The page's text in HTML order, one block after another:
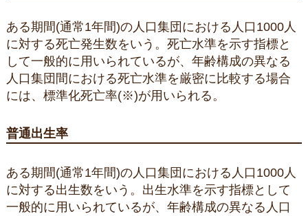
ある期間(通常1年間)の人口集団における人口1000人
に対する死亡発生数をいう。死亡水準を示す指標と
して一般的に用いられているが、年齢構成の異なる
人口集団間における死亡水準を厳密に比較する場合
には、標準化死亡率(※)が用いられる。
普通出生率
ある期間(通常1年間)の人口集団における人口1000人
に対する出生数をいう。出生水準を示す指標として
一般的に用いられているが、年齢構成の異なる人口